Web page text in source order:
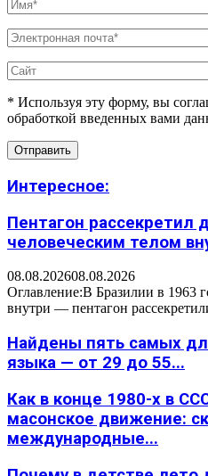
* Используя эту форму, вы
обработкой введенных вами
Интересное:
Пентагон рассекретил
человеческим телом
08.08.202608.08.2026
Оглавление:В Бразилии в 1963
внутри — пентагон
Найдены пять самых
языка — от 29 до 55...
Как в конце 1980-х в
масонское движение:
международные...